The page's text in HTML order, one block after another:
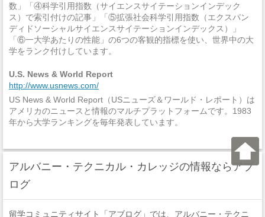
数」「④科学引用指数（サイエンスサイテーションインデック
ス）で索引付けの記事」「⑤拡張社会科学引用指数（エクスパン
ディドソーシャルサイエンスサイテーションインデックス）」
「⑥一大学あたりの性能」の6つの客観的指標を使い、世界中の大
学をランク付けしています。
U.S. News & World Report
http://www.usnews.com/
US News & World Report（USニューズ＆ワールド・レポート）は
アメリカのニュースと情報のマルチプラットフォームです。1983
年から大学ランキングを毎年発表しています。
アルバニー・テクニカル・カレッジの情報ならアブ
ログ
留学コミュニティサイト「アブログ」では、アルバニー・テクニ